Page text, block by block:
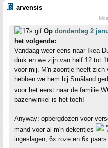
arvensis
Op donderdag 2
het volgende:
Vandaag weer eens naar Ikea
druk en we zijn van half 12 tot
voor mij. M'n zoontje heeft zich
hebben we hem bij Småland
voor het eerst naar de familie
bazenwinkel is het toch!
Anyway: opbergdozen voor
mand voor al m'n dekentjes
ingeslagen, 6x roze en 6x paars: